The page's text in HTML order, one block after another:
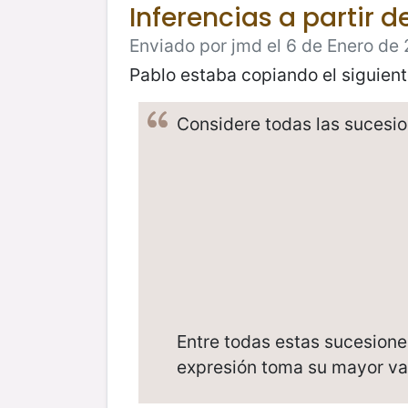
Inferencias a partir
Enviado por jmd el 6 de Enero de
Pablo estaba copiando el
Considere todas las
Entre todas estas
expresión toma su mayor